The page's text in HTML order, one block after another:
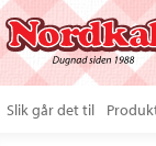
Slik går det til